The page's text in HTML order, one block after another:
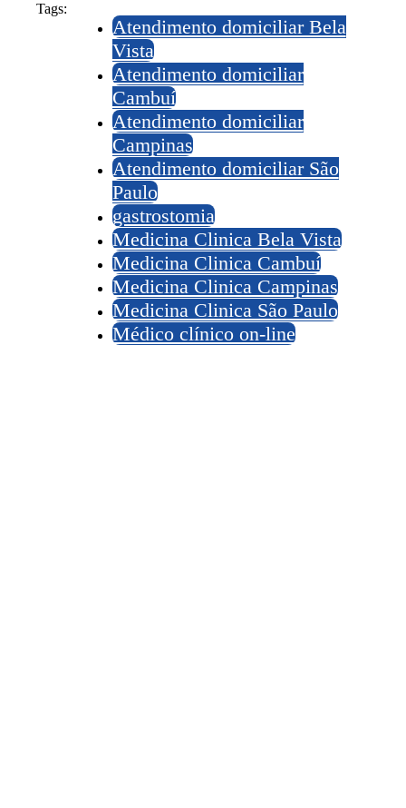
Tags:
Atendimento domiciliar Bela
Vista
Atendimento domiciliar
Cambuí
Atendimento domiciliar
Campinas
Atendimento domiciliar São
Paulo
gastrostomia
Medicina Clinica Bela Vista
Medicina Clinica Cambuí
Medicina Clinica Campinas
Medicina Clinica São Paulo
Médico clínico on-line